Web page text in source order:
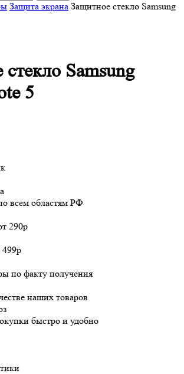
Защита экрана Защитное стекло Samsung
Samsung
5
всем областям РФ
290р
499р
по факту получения
наших товаров
быстро и удобно